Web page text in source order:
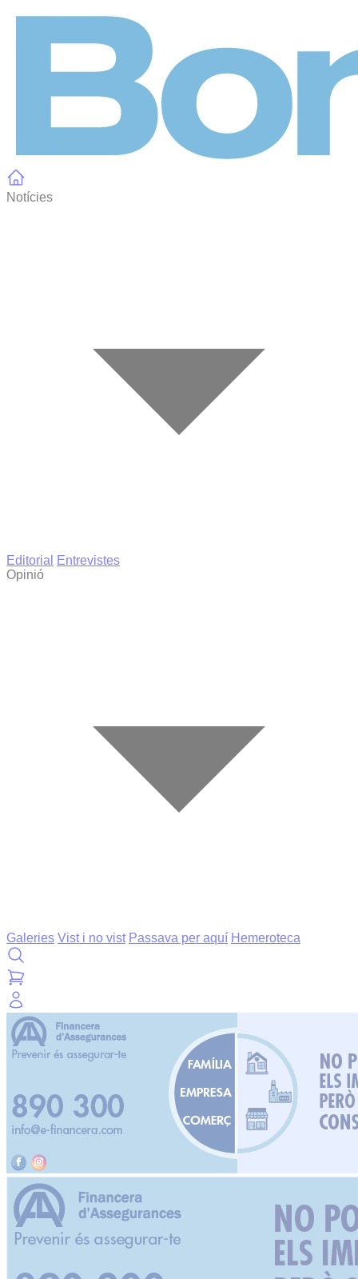
Notícies
Editorial
Entrevistes
Opinió
Galeries Vist i no vist Passava per aquí Hemeroteca